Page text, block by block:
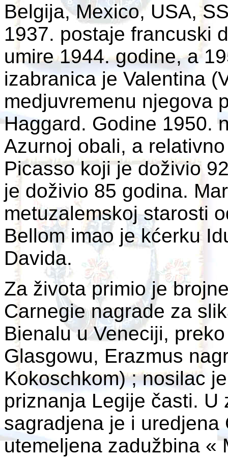
Belgija, Mexico, USA,
1937. postaje francuski
umire 1944. godine, a
izabranica je Valentina
medjuvremenu njegova
Haggard. Godine 1950.
Azurnoj obali, a
Picasso koji je doživio
je doživio 85 godina.
metuzalemskoj starosti
Bellom imao je kćerku
Davida.
Za života primio je
Carnegie nagrade za
Bienalu u Veneciji,
Glasgowu, Erazmus
Kokoschkom) ; nosilac
priznanja Legije časti.
sagradjena je i
utemeljena zadužbina «